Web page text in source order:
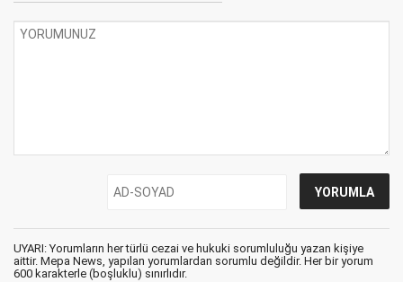
UYARI: Yorumların her türlü cezai ve hukuki sorumluluğu yazan kişiye
aittir. Mepa News, yapılan yorumlardan sorumlu değildir. Her bir yorum
600 karakterle (boşluklu) sınırlıdır.